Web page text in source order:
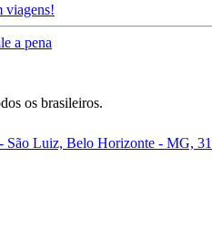
viagens!
a pena
os brasileiros.
São Luiz, Belo Horizonte - MG,